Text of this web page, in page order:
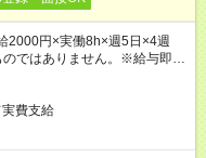
円×実働8h×週5日×4週
ではありません。※給与即受
費支給